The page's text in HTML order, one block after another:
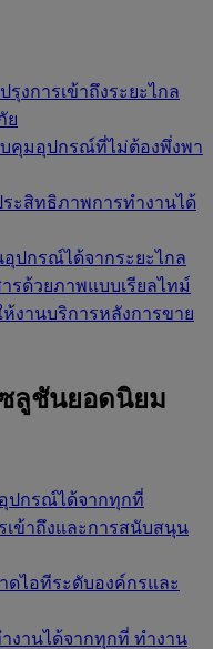
รุงการเข้าถึงระยะไกล
ย
คุมอุปกรณ์ที่ไม่ต้องพึ่งพา
ระสิทธิภาพการทำงานได้
อุปกรณ์ได้จากระยะไกล
รด้วยภาพแบบเรียลไทม์
ห้งานบริการหลังการขาย
ลูชันยอดนิยม
อุปกรณ์ได้จากทุกที่
เข้าถึงและการสนับสนุน
ดไอทีระดับองค์กรและ
งานได้จากทุกที่ ทำงาน